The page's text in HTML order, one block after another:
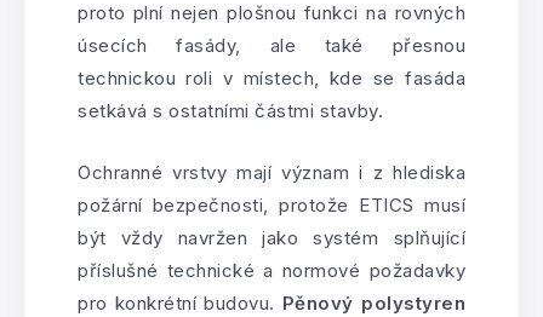
proto plní nejen plošnou funkci na rovných
úsecích fasády, ale také přesnou
technickou roli v místech, kde se fasáda
setkává s ostatními částmi stavby.
Ochranné vrstvy mají význam i z hlediska
požární bezpečnosti, protože ETICS musí
být vždy navržen jako systém splňující
příslušné technické a normové požadavky
pro konkrétní budovu. Pěnový polystyren